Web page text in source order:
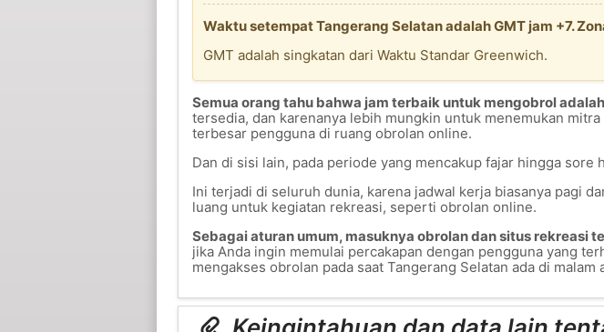
Waktu setempat Tangerang Selatan adalah GMT jam +7.
GMT adalah singkatan dari Waktu Standar Greenwich.
Semua orang tahu bahwa jam terbaik untuk mengobrol
tersedia, dan karenanya lebih mungkin untuk menemukan
terbesar pengguna di ruang obrolan online.
Dan di sisi lain, pada periode yang mencakup fajar hingga
Ini terjadi di seluruh dunia, karena jadwal kerja biasanya pagi
luang untuk kegiatan rekreasi, seperti obrolan online.
Sebagai aturan umum, masuknya obrolan dan situs rekreasi
jika Anda ingin memulai percakapan dengan pengguna yang
mengakses obrolan pada saat Tangerang Selatan ada di malam